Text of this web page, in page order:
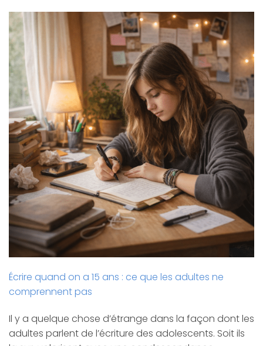
Écrire quand on a 15 ans : ce que les adultes ne
comprennent pas
Il y a quelque chose d’étrange dans la façon dont les
adultes parlent de l’écriture des adolescents. Soit ils